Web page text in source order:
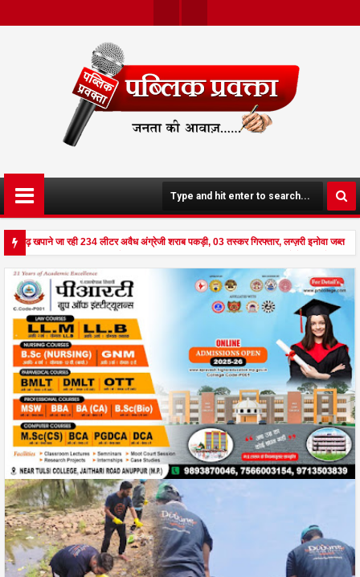
Ter
Boo
K
खपाने जा रही 234 लीटर अवैध अंग्रेजी शराब पकड़ी, 03 तस्कर गिरफ्तार, लग्ज़री इनोवा जब्त
अनूपपुर - घर पर किसान व नौकरानी का मिला रक्तरंजित शव, पत्नी गंभीर घायल में मेडिकल रेफर